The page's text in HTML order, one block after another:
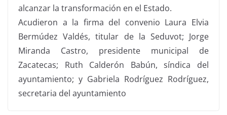
alcanzar la transformación en el Estado.
Acudieron a la firma del convenio Laura Elvia
Bermúdez Valdés, titular de la Seduvot; Jorge
Miranda Castro, presidente municipal de
Zacatecas; Ruth Calderón Babún, síndica del
ayuntamiento; y Gabriela Rodríguez Rodríguez,
secretaria del ayuntamiento